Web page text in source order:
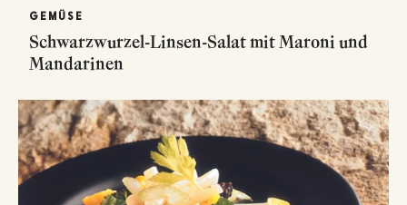
GEMÜSE
Schwarzwurzel-Linsen-Salat mit Maroni und
Mandarinen